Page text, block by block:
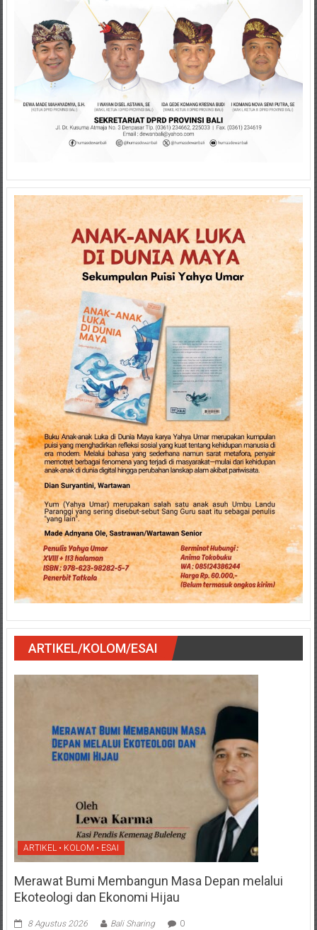
ARTIKEL/KOLOM/ESAI
ARTIKEL • KOLOM • ESAI
Merawat Bumi Membangun Masa Depan melalui
Ekoteologi dan Ekonomi Hijau
8 Agustus 2026 Bali Sharing 0